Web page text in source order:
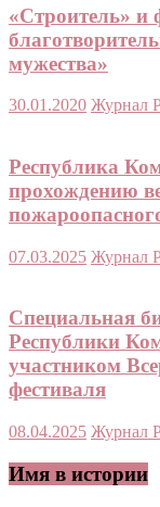
«Строитель» и
мужества»
30.01.2020 Журнал
Республика
прохождению
07.03.2025 Журнал
Специальная
Республики
участником
фестиваля
08.04.2025 Журнал
Имя в истории